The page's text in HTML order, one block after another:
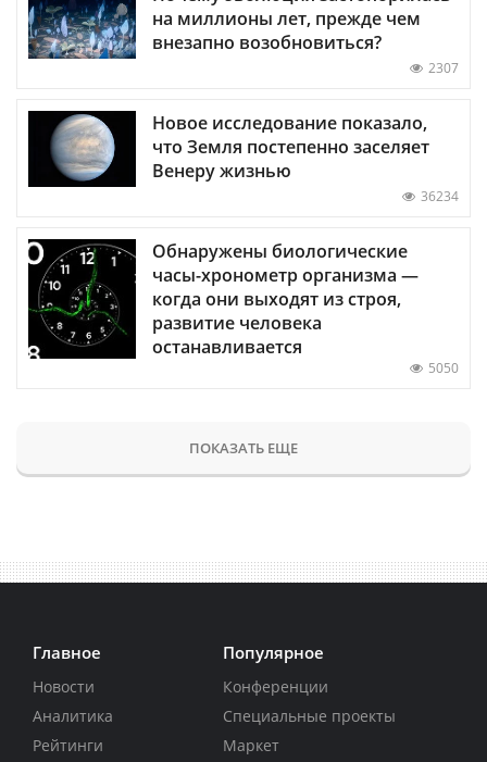
на миллионы лет, прежде чем
внезапно возобновиться?
2307
Новое исследование показало,
что Земля постепенно заселяет
Венеру жизнью
36234
Обнаружены биологические
часы-хронометр организма —
когда они выходят из строя,
развитие человека
останавливается
5050
ПОКАЗАТЬ ЕЩЕ
Главное
Новости
Аналитика
Рейтинги
Популярное
Конференции
Специальные проекты
Маркет